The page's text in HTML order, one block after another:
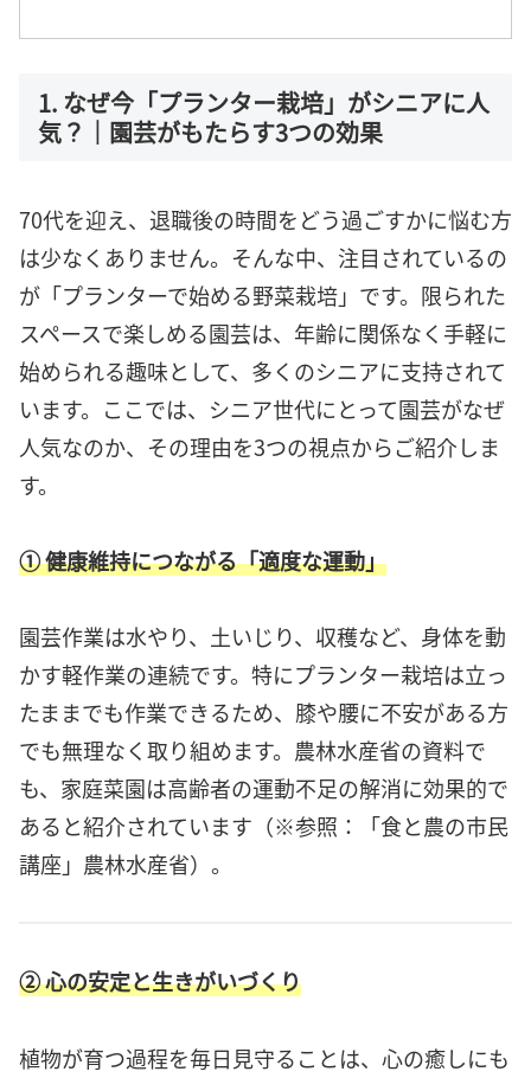
1. なぜ今「プランター栽培」がシニアに人
気？｜園芸がもたらす3つの効果
70代を迎え、退職後の時間をどう過ごすかに悩む方
は少なくありません。そんな中、注目されているの
が「プランターで始める野菜栽培」です。限られた
スペースで楽しめる園芸は、年齢に関係なく手軽に
始められる趣味として、多くのシニアに支持されて
います。ここでは、シニア世代にとって園芸がなぜ
人気なのか、その理由を3つの視点からご紹介しま
す。
① 健康維持につながる「適度な運動」
園芸作業は水やり、土いじり、収穫など、身体を動
かす軽作業の連続です。特にプランター栽培は立っ
たままでも作業できるため、膝や腰に不安がある方
でも無理なく取り組めます。農林水産省の資料で
も、家庭菜園は高齢者の運動不足の解消に効果的で
あると紹介されています（※参照：「食と農の市民
講座」農林水産省）。
② 心の安定と生きがいづくり
植物が育つ過程を毎日見守ることは、心の癒しにも